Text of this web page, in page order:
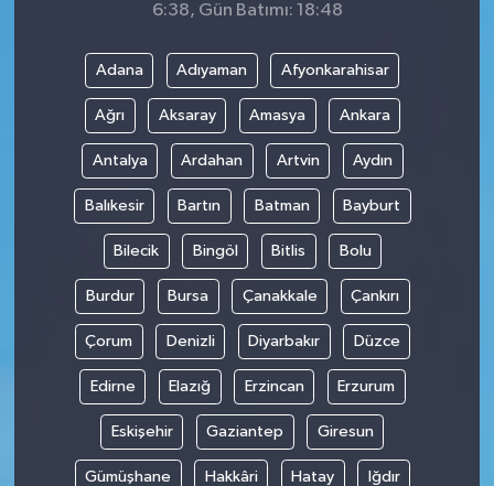
6:38, Gün Batımı: 18:48
Adana Adıyaman Afyonkarahisar
Ağrı Aksaray Amasya Ankara
Antalya Ardahan Artvin Aydın
Balıkesir Bartın Batman Bayburt
Bilecik Bingöl Bitlis Bolu
Burdur Bursa Çanakkale Çankırı
Çorum Denizli Diyarbakır Düzce
Edirne Elazığ Erzincan Erzurum
Eskişehir Gaziantep Giresun
Gümüşhane Hakkâri Hatay Iğdır